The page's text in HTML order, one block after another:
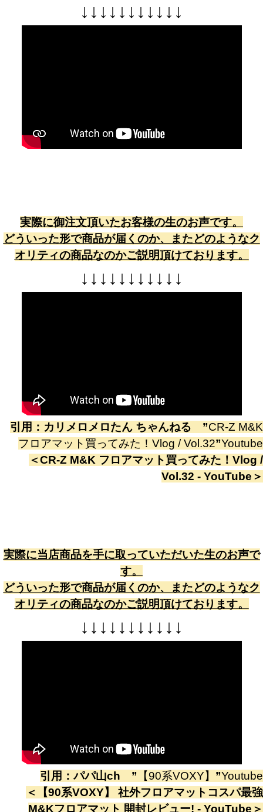
↓ ↓ ↓ ↓ ↓ ↓ ↓ ↓ ↓ ↓ ↓
実際に御注文頂いたお客様の生のお声です。
どういった形で商品が届くのか、またどのようなク
オリティの商品なのかご説明頂けております。
↓ ↓ ↓ ↓ ↓ ↓ ↓ ↓ ↓ ↓ ↓
引用： カリメロメロたん ちゃんねる ”CR-Z M&K
フロアマット買ってみた！Vlog / Vol.32”Youtube
＜CR-Z M&K フロアマット買ってみた！Vlog /
Vol.32 - YouTube ＞
実際に当店商品を手に取っていただいた生のお声で
す。
どういった形で商品が届くのか、またどのようなク
オリティの商品なのかご説明頂けております。
↓ ↓ ↓ ↓ ↓ ↓ ↓ ↓ ↓ ↓ ↓
引用：パパ山ch ” 【90系VOXY】 ”Youtube
＜
【90系VOXY】 社外フロアマットコスパ最強
M&Kフロアマット 開封レビュー! - YouTube ＞